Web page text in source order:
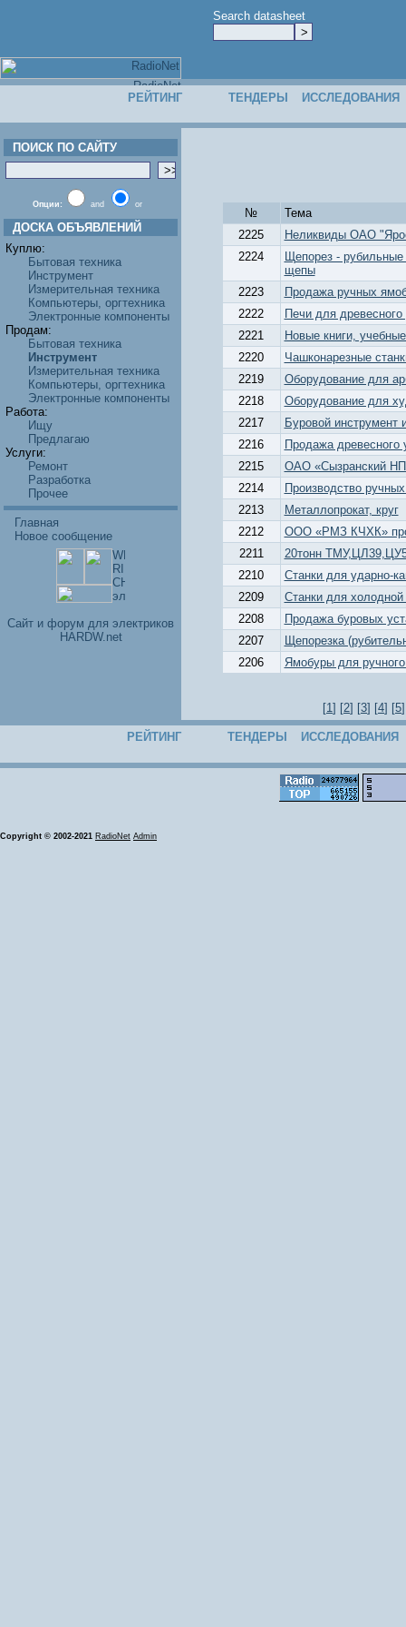
Search datasheet
РЕЙТИНГ ТЕНДЕРЫ ИССЛЕДОВАНИЯ
ПОИСК ПО САЙТУ
Опции: and or
ДОСКА ОБЪЯВЛЕНИЙ
Куплю:
Бытовая техника
Инструмент
Измерительная техника
Компьютеры, оргтехника
Электронные компоненты
Продам:
Бытовая техника
Инструмент
Измерительная техника
Компьютеры, оргтехника
Электронные компоненты
Работа:
Ищу
Предлагаю
Услуги:
Ремонт
Разработка
Прочее
Главная
Новое сообщение
Cайт и форум для электриков
HARDW.net
№
Тема
2225
Неликвиды ОАО
2224
Щепорез -
щепы
2223
Продажа ручных
2222
Печи для древесного
2221
Новые книги,
2220
Чашконарезные
2219
Оборудование для
2218
Оборудование для
2217
Буровой инструмент
2216
Продажа древесного
2215
ОАО «Сызранский
2214
Производство
2213
Металлопрокат, круг
2212
ООО «РМЗ КЧХК»
2211
20тонн
2210
Станки для ударно-
2209
Станки для холодной
2208
Продажа буровых
2207
Щепорезка
2206
Ямобуры для ручного
[1] [2] [3] [4] [5
РЕЙТИНГ ТЕНДЕРЫ ИССЛЕДОВАНИЯ
Copyright © 2002-2021 RadioNet Admin